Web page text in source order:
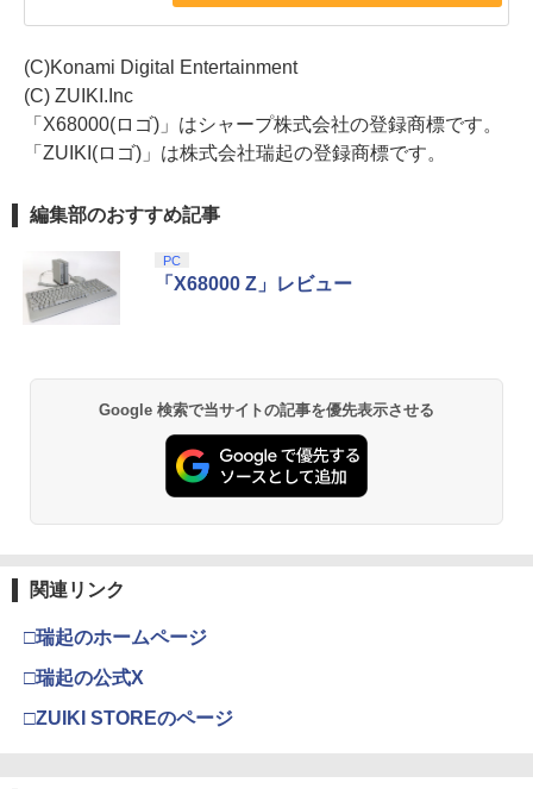
(C)Konami Digital Entertainment
(C) ZUIKI.Inc
「X68000(ロゴ)」はシャープ株式会社の登録商標です。
「ZUIKI(ロゴ)」は株式会社瑞起の登録商標です。
編集部のおすすめ記事
PC
「X68000 Z」レビュー
Google 検索で当サイトの記事を優先表示させる
関連リンク
□瑞起のホームページ
□瑞起の公式X
□ZUIKI STOREのページ